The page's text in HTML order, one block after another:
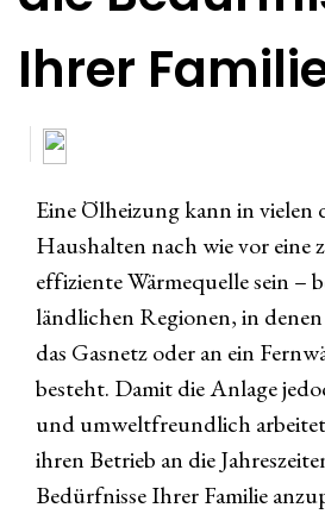
Ihrer
Eine Ölheizung kann in vielen
Haushalten nach wie vor eine
effiziente Wärmequelle sein –
ländlichen Regionen, in
das Gasnetz oder an ein
besteht. Damit die Anlage
und umweltfreundlich
ihren Betrieb an die
Bedürfnisse Ihrer Familie